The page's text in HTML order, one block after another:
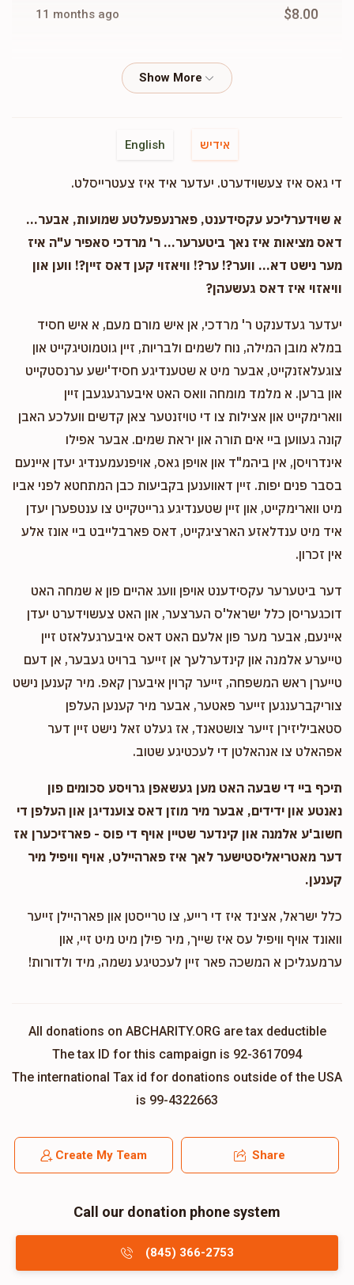
11 months ago $8.00
Phone DonationMeir Lurintz
Phone DonationMeir Lurintz
Phone DonationMeir Lurintz
11 months ago $10.00
English אידיש
די גאס איז צעשוידערט. יעדער איד איז צעטרייסלט.
א שוידערליכע עקסידענט, פארנעפעלטע שמועות, אבער...
דאס מציאות איז נאך ביטערער... ר' מרדכי סאפיר ע"ה איז
מער נישט דא... ווער?! ער?! וויאזוי קען דאס זיין?! ווען און
וויאזוי איז דאס געשעהן?
יעדער געדענקט ר' מרדכי, אן איש מורם מעם, א איש חסיד
במלא מובן המילה, נוח לשמים ולבריות, זיין גוטמוטיגקייט און
צוגעלאזנקייט, אבער מיט א שטענדיגע חסיד'ישע ערנסטקייט
און ברען. א מלמד מומחה וואס האט איבערגעגעבן זיין
ווארימקייט און אצילות צו די טויזנטער צאן קדשים וועלכע האבן
קונה געווען ביי אים תורה און יראת שמים. אבער אפילו
אינדרויסן, אין ביהמ"ד און אויפן גאס, אויפנעמענדיג יעדן איינעם
בסבר פנים יפות. זיין דאווענען בקביעות כבן המתחטא לפני אביו
מיט ווארימקייט, און זיין שטענדיגע גרייטקייט צו ענטפערן יעדן
איד מיט ענדלאזע הארציגקייט, דאס פארבלייבט ביי אונז אלע
אין זכרון.
דער ביטערער עקסידענט אויפן וועג אהיים פון א שמחה האט
דוכגעריסן כלל ישראל'ס הערצער, און האט צעשוידערט יעדן
איינעם, אבער מער פון אלעם האט דאס איבערגעלאזט זיין
טייערע אלמנה און קינדערלעך אן זייער ברויט געבער, אן דעם
טייערן ראש המשפחה, זייער קרוין איבערן קאפ. מיר קענען נישט
צוריקברענגען זייער פאטער, אבער מיר קענען העלפן
סטאביליזירן זייער צושטאנד, אז געלט זאל נישט זיין דער
אפהאלט צו אנהאלטן די לעכטיגע שטוב.
תיכף ביי די שבעה האט מען געשאפן גרויסע סכומים פון
נאנטע און ידידים, אבער מיר מוזן דאס צוענדיגן און העלפן די
חשוב'ע אלמנה און קינדער שטיין אויף די פוס - פארזיכערן אז
דער מאטריאליסטישער לאך איז פארהיילט, אויף וויפיל מיר
קענען.
כלל ישראל, אצינד איז די רייע, צו טרייסטן און פארהיילן זייער
וואונד אויף וויפיל עס איז שייך, מיר פילן מיט מיט זיי, און
ערמעגליכן א המשכה פאר זיין לעכטיגע נשמה, מיד ולדורות!
All donations on ABCHARITY.ORG are tax deductible
The tax ID for this campaign is 92-3617094
The international Tax id for donations outside of the USA
is 99-4322663
Create My Team Share
Call our donation phone system
(845) 366-2753